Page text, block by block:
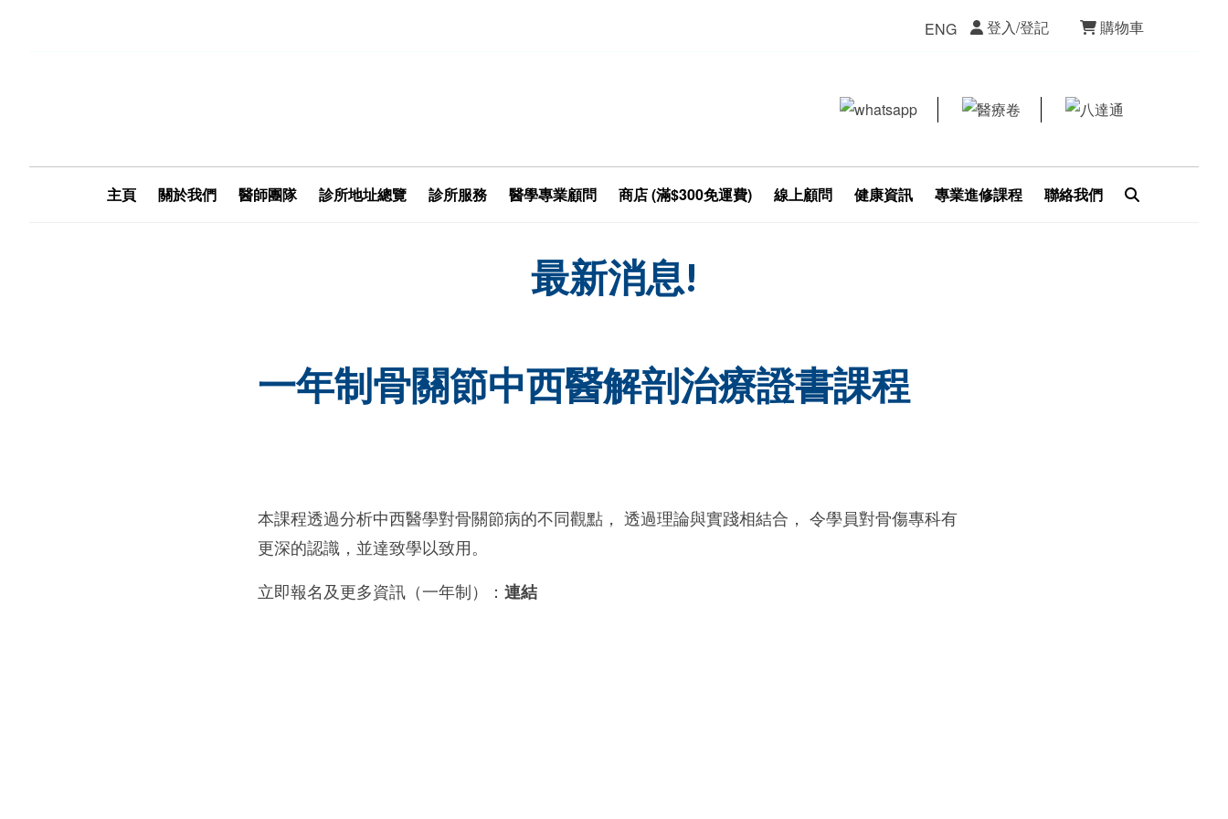
ENG 登入/登記 購物車
主頁 關於我們 醫師團隊 診所地址總覽 診所服務 醫學專業顧問 商店 (滿$300免運費) 線上顧問 健康資訊 專業進修課程 聯絡我們
最新消息!
一年制骨關節中西醫解剖治療證書課程
本課程透過分析中西醫學對骨關節病的不同觀點， 透過理論與實踐相結合， 令學員對骨傷專科有
更深的認識，並達致學以致用。
立即報名及更多資訊（一年制）： 連結